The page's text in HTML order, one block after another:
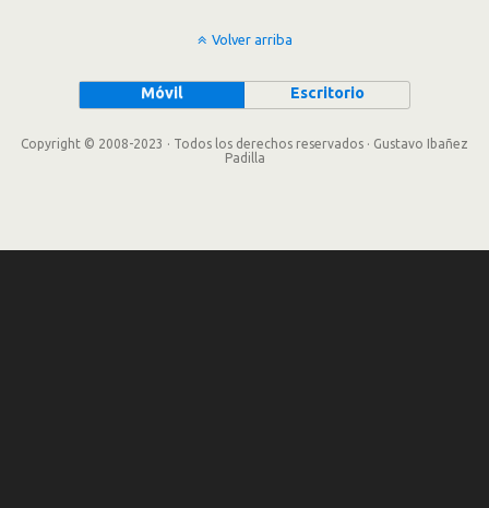
Volver arriba
Móvil Escritorio
Copyright © 2008-2023 · Todos los derechos reservados · Gustavo Ibañez
Padilla